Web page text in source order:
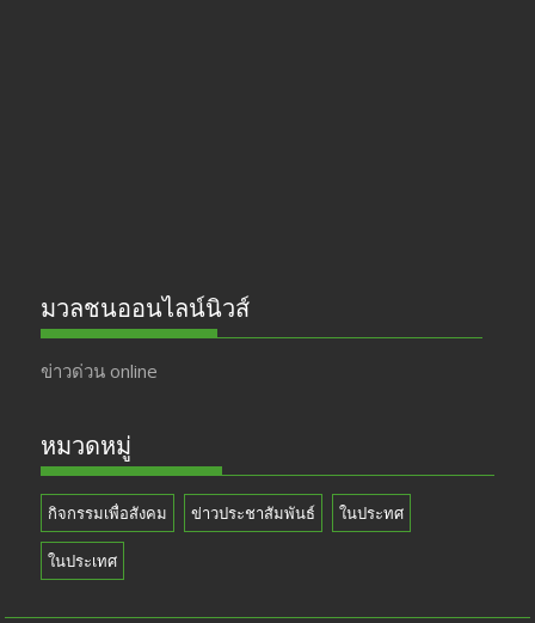
มวลชนออนไลน์นิวส์
ข่าวด่วน online
หมวดหมู่
กิจกรรมเพื่อสังคม ข่าวประชาสัมพันธ์ ในประทศ
ในประเทศ